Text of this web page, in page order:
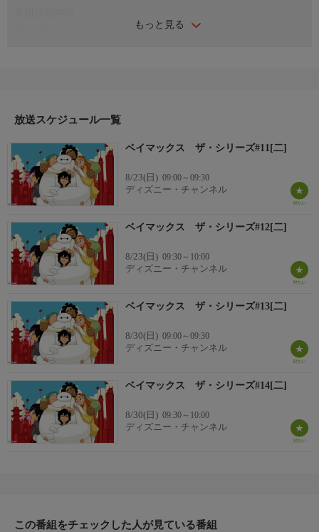
もっと見る
にヒーローチーム、ビッグ・ヒーロー6となって科学を悪用する
放送スケジュール一覧
ベイマックス ザ・シリーズ#11[二]
8/23(日) 09:00～09:30
ディズニー・チャンネル
ベイマックス ザ・シリーズ#12[二]
8/23(日) 09:30～10:00
ディズニー・チャンネル
ベイマックス ザ・シリーズ#13[二]
8/30(日) 09:00～09:30
ディズニー・チャンネル
ベイマックス ザ・シリーズ#14[二]
8/30(日) 09:30～10:00
ディズニー・チャンネル
この番組をチェックした人が見ている番組